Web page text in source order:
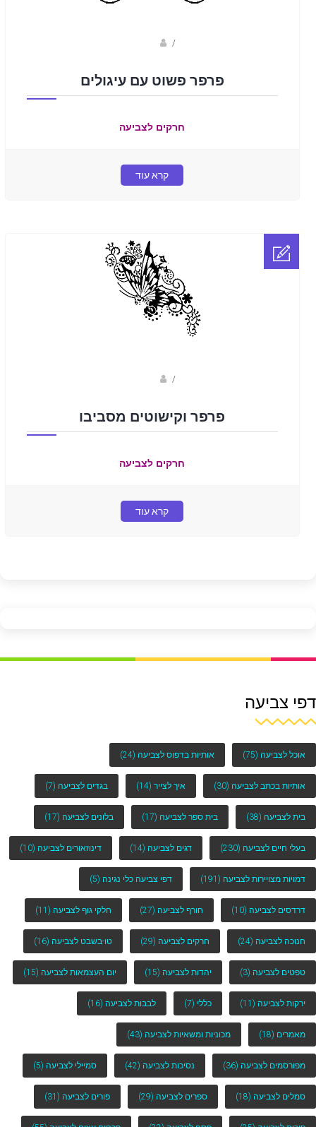
/
פרפר פשוט עם עיגולים
חרקים לצביעה
קרא עוד
/
פרפר וקישוטים מסביבו
חרקים לצביעה
קרא עוד
דפי צביעה
אוכל לצביעה (75) אותיות בדפוס לצביעה (24)
אותיות בכתב לצביעה (30) איך לצייר (14) בגדים לצביעה (7)
בית לצביעה (38) בית ספר לצביעה (17) בלונים לצביעה (17)
בעלי חיים לצביעה (230) דגים לצביעה (14) דינוזאורים לצביעה (10)
דמויות מצויירות לצביעה (191) דפי צביעה כלי נגינה (5)
דרדסים לצביעה (10) חורף לצביעה (27) חלקי גוף לצביעה (11)
חנוכה לצביעה (24) חרקים לצביעה (29) טו-בשבט לצביעה (16)
טפטים לצביעה (3) יהדות לצביעה (15) יום העצמאות לצביעה (15)
ירקות לצביעה (11) כללי (7) לבבות לצביעה (16)
מאמרים (18) מכוניות ומשאיות לצביעה (43)
מפורסמים לצביעה (36) נסיכות לצביעה (42) סמיילי לצביעה (5)
סמלים לצביעה (18) ספרים לצביעה (29) פורים לצביעה (31)